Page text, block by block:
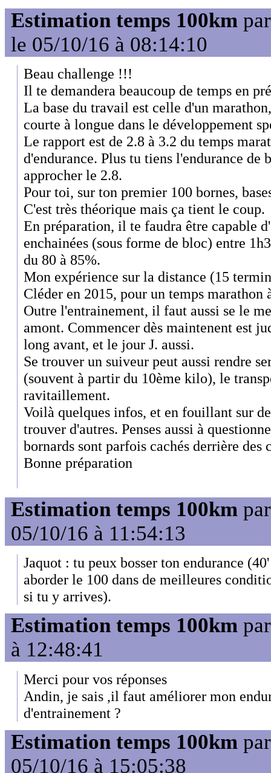
Estimation temps 100km
le 05/10/16 à 08:14:10
Beau challenge !!!
Il te demandera beaucoup de temps en
La base du travail est celle d'un
courte à longue dans le développement
Le rapport est de 2.8 à 3.2 du temps
d'endurance. Plus tu tiens l'endurance de
approcher le 2.8.
Pour toi, sur ton premier 100 bornes,
C'est très théorique mais ça tient le coup.
En préparation, il te faudra être capable
enchainées (sous forme de bloc) entre
du 80 à 85%.
Mon expérience sur la distance (15
Cléder en 2015, pour un temps marathon
Outre l'entrainement, il faut aussi se le
amont. Commencer dès maintenent est
long avant, et le jour J. aussi.
Se trouver un suiveur peut aussi rendre
(souvent à partir du 10ème kilo), le
ravitaillement.
Voilà quelques infos, et en fouillant sur
trouver d'autres. Penses aussi à
bornards sont parfois cachés derrière des
Bonne préparation
Estimation temps 100km
05/10/16 à 11:54:13
Jaquot : tu peux bosser ton endurance
aborder le 100 dans de meilleures
si tu y arrives).
Estimation temps 100km
à 12:48:41
Merci pour vos réponses
Andin, je sais ,il faut améliorer mon
d'entrainement ?
Estimation temps 100km
05/10/16 à 15:05:38